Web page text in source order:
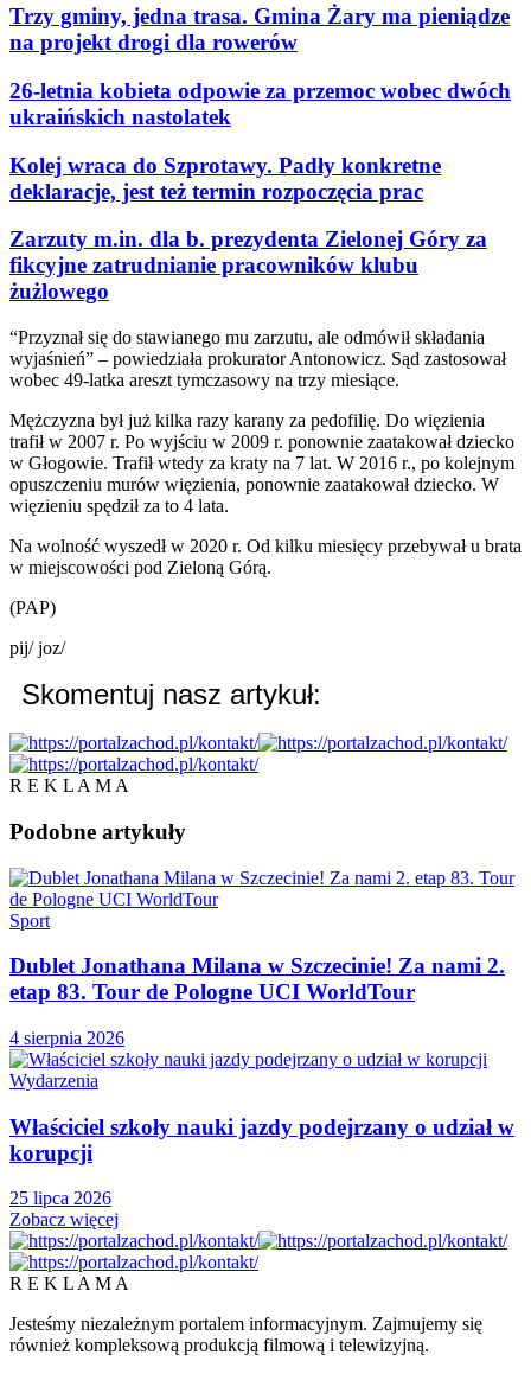
Trzy gminy, jedna trasa. Gmina Żary ma pieniądze
na projekt drogi dla rowerów
26-letnia kobieta odpowie za przemoc wobec dwóch
ukraińskich nastolatek
Kolej wraca do Szprotawy. Padły konkretne
deklaracje, jest też termin rozpoczęcia prac
Zarzuty m.in. dla b. prezydenta Zielonej Góry za
fikcyjne zatrudnianie pracowników klubu
żużlowego
“Przyznał się do stawianego mu zarzutu, ale odmówił składania
wyjaśnień” – powiedziała prokurator Antonowicz. Sąd zastosował
wobec 49-latka areszt tymczasowy na trzy miesiące.
Mężczyzna był już kilka razy karany za pedofilię. Do więzienia
trafił w 2007 r. Po wyjściu w 2009 r. ponownie zaatakował dziecko
w Głogowie. Trafił wtedy za kraty na 7 lat. W 2016 r., po kolejnym
opuszczeniu murów więzienia, ponownie zaatakował dziecko. W
więzieniu spędził za to 4 lata.
Na wolność wyszedł w 2020 r. Od kilku miesięcy przebywał u brata
w miejscowości pod Zieloną Górą.
(PAP)
pij/ joz/
Skomentuj nasz artykuł:
R E K L A M A
Podobne artykuły
Sport
Dublet Jonathana Milana w Szczecinie! Za nami 2.
etap 83. Tour de Pologne UCI WorldTour
4 sierpnia 2026
Wydarzenia
Właściciel szkoły nauki jazdy podejrzany o udział w
korupcji
25 lipca 2026
Zobacz więcej
R E K L A M A
Jesteśmy niezależnym portalem informacyjnym. Zajmujemy się
również kompleksową produkcją filmową i telewizyjną.